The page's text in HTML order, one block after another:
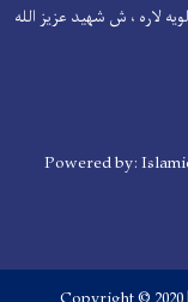
لاره ، ش شهید عزیز الله
Powered by: